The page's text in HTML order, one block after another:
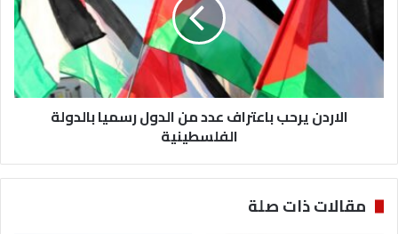
ا
ن
ي
ح
ع
ر
الاردن يرحب باعتراف عدد من الدول رسميا بالدولة
الفلسطينية
مقالات ذات صلة